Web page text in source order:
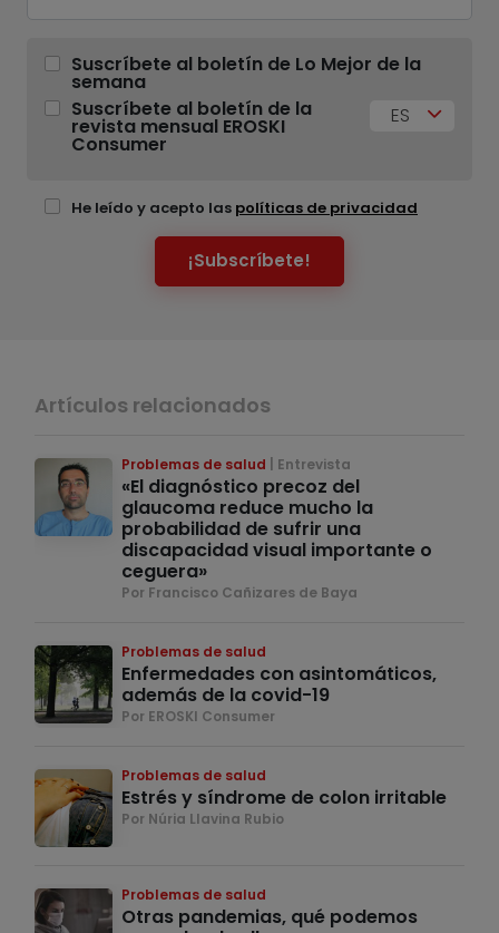
Suscríbete al boletín de Lo Mejor de la
semana
Suscríbete al boletín de la
revista mensual EROSKI
Consumer
ES
He leído y acepto las políticas de privacidad
¡Subscríbete!
Artículos relacionados
Problemas de salud Entrevista
«El diagnóstico precoz del
glaucoma reduce mucho la
probabilidad de sufrir una
discapacidad visual importante o
ceguera»
Por Francisco Cañizares de Baya
Problemas de salud
Enfermedades con asintomáticos,
además de la covid-19
Por EROSKI Consumer
Problemas de salud
Estrés y síndrome de colon irritable
Por Núria Llavina Rubio
Problemas de salud
Otras pandemias, qué podemos